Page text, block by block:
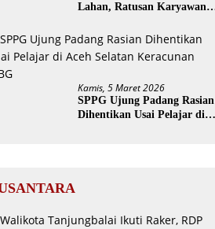
Lahan, Ratusan Karyawan
Bupati Aceh Utara
Kamis, 5 Maret 2026
SPPG Ujung Padang Rasian
Dihentikan Usai Pelajar di